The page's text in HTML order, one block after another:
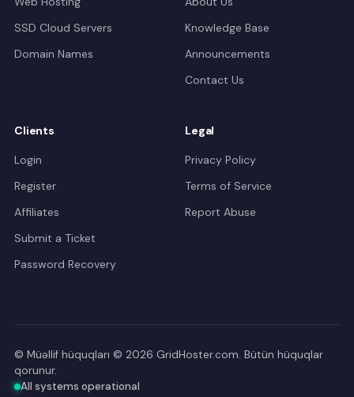
SSD Cloud Servers
Domain Names
Knowledge Base
Announcements
Contact Us
Clients
Login
Register
Affiliates
Submit a Ticket
Password Recovery
Legal
Privacy Policy
Terms of Service
Report Abuse
© Müəllif hüquqları © 2026 GridHoster.com. Bütün hüquqlar
qorunur.
All systems operational